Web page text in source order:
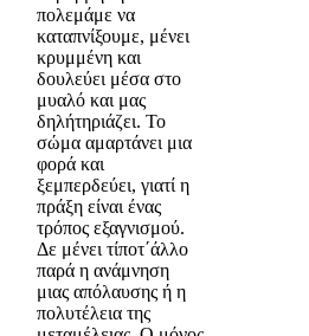
πολεμάμε να
καταπνίξουμε, μένει
κρυμμένη και
δουλεύει μέσα στο
μυαλό και μας
δηλήτηριάζει. Το
σώμα αμαρτάνει μια
φορά και
ξεμπερδεύει, γιατί η
πράξη είναι ένας
τρόπος εξαγνισμού.
Δε μένει τίποτ΄άλλο
παρά η ανάμνηση
μιας απόλαυσης ή η
πολυτέλεια της